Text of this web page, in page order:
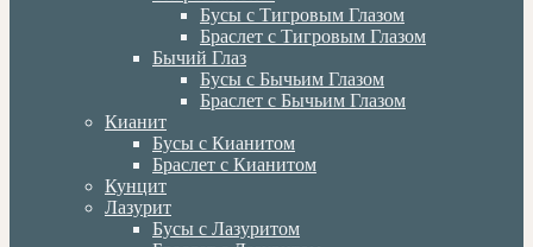
Бусы с Тигровым Глазом
Браслет с Тигровым Глазом
Бычий Глаз
Бусы с Бычьим Глазом
Браслет с Бычьим Глазом
Кианит
Бусы с Кианитом
Браслет с Кианитом
Кунцит
Лазурит
Бусы с Лазуритом